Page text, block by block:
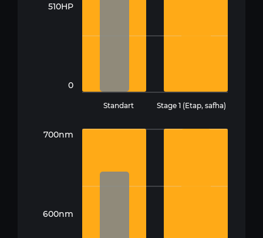
510HP
0
Standart Stage 1 (Etap, safha)
700nm
600nm